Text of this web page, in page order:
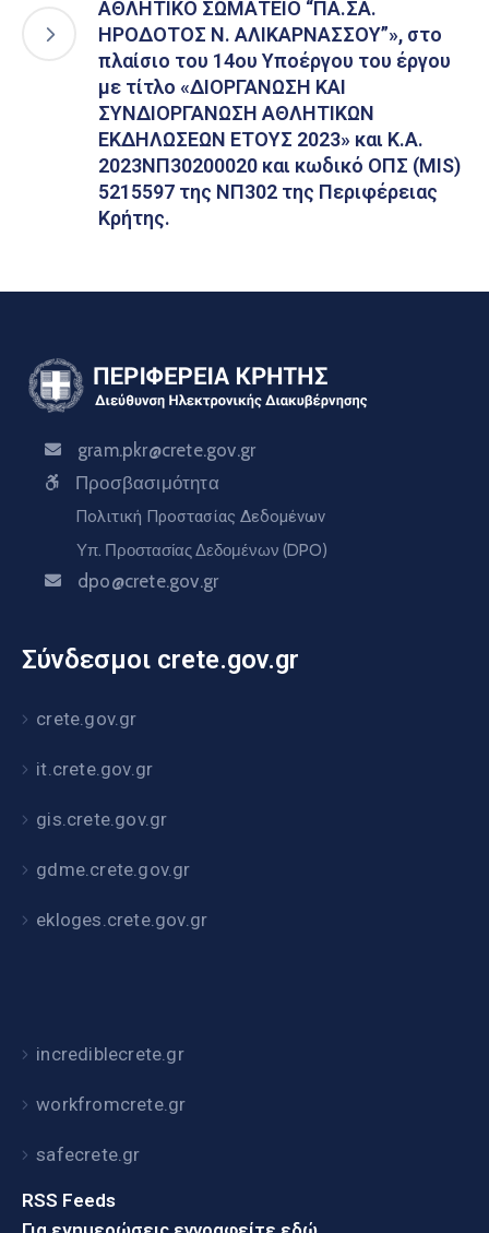
ΑΘΛΗΤΙΚΟ ΣΩΜΑΤΕΙΟ “ΠΑ.ΣΑ.
ΗΡΟΔΟΤΟΣ Ν. ΑΛΙΚΑΡΝΑΣΣΟΥ”», στο
πλαίσιο του 14ου Υποέργου του έργου
με τίτλο «ΔΙΟΡΓΑΝΩΣΗ ΚΑΙ
ΣΥΝΔΙΟΡΓΑΝΩΣΗ ΑΘΛΗΤΙΚΩΝ
ΕΚΔΗΛΩΣΕΩΝ ΕΤΟΥΣ 2023» και Κ.Α.
2023ΝΠ30200020 και κωδικό ΟΠΣ (MIS)
5215597 της ΝΠ302 της Περιφέρειας
Κρήτης.
gram.pkr@crete.gov.gr
Προσβασιμότητα
Πολιτική Προστασίας Δεδομένων
Υπ. Προστασίας Δεδομένων (DPO)
dpo@crete.gov.gr
Σύνδεσμοι crete.gov.gr
crete.gov.gr
it.crete.gov.gr
gis.crete.gov.gr
gdme.crete.gov.gr
ekloges.crete.gov.gr
incrediblecrete.gr
workfromcrete.gr
safecrete.gr
RSS Feeds